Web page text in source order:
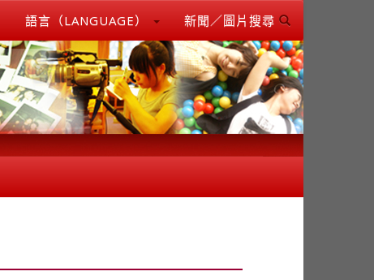
語言（LANGUAGE） 新聞／圖片搜尋